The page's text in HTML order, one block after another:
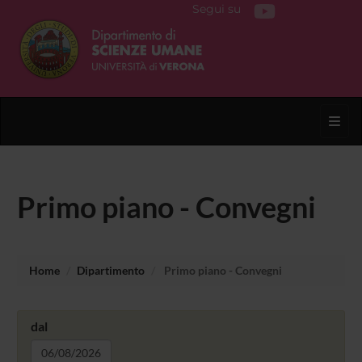
Segui su
Primo piano - Convegni
Home Dipartimento Primo piano - Convegni
dal